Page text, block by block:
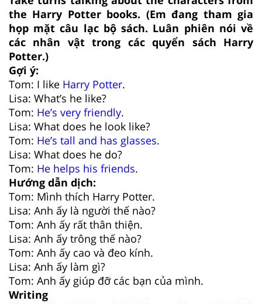
the Harry Potter books. (Em đang tham gia
họp mặt câu lạc bộ sách. Luân phiên nói về
các nhân vật trong các quyển sách Harry
Potter.)
Gợi ý:
Tom: I like Harry Potter.
Lisa: What’s he like?
Tom: He’s very friendly.
Lisa: What does he look like?
Tom: He’s tall and has glasses.
Lisa: What does he do?
Tom: He helps his friends.
Hướng dẫn dịch:
Tom: Mình thích Harry Potter.
Lisa: Anh ấy là người thế nào?
Tom: Anh ấy rất thân thiện.
Lisa: Anh ấy trông thế nào?
Tom: Anh ấy cao và đeo kính.
Lisa: Anh ấy làm gì?
Tom: Anh ấy giúp đỡ các bạn của mình.
Writing